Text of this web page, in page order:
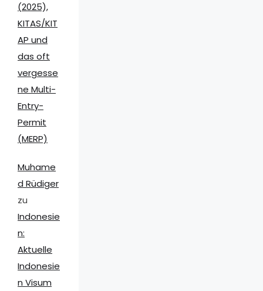
(2025),
KITAS/KIT
AP und
das oft
vergesse
ne Multi-
Entry-
Permit
(MERP)
Muhame
d Rüdiger
zu
Indonesie
n:
Aktuelle
Indonesie
n Visum